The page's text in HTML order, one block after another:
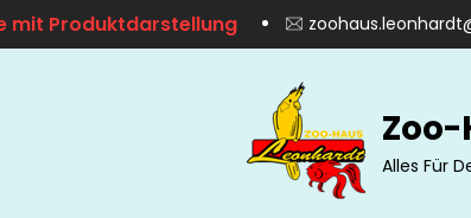
mit Produktdarstellung
Alles Für